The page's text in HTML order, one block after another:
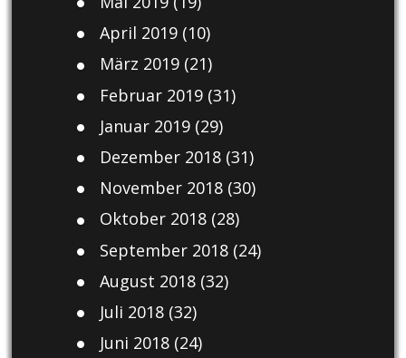
April 2019(10)
März 2019(21)
Februar 2019(31)
Januar 2019(29)
Dezember 2018(31)
November 2018(30)
Oktober 2018(28)
September 2018(24)
August 2018(32)
Juli 2018(32)
Juni 2018(24)